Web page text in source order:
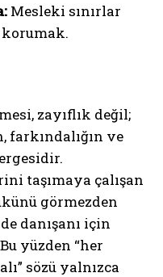
Mesleki sınırlar
zayıflık değil;
farkındalığın ve
taşımaya çalışan
görmezden
danışanı için
yüzden “her
sözü yalnızca